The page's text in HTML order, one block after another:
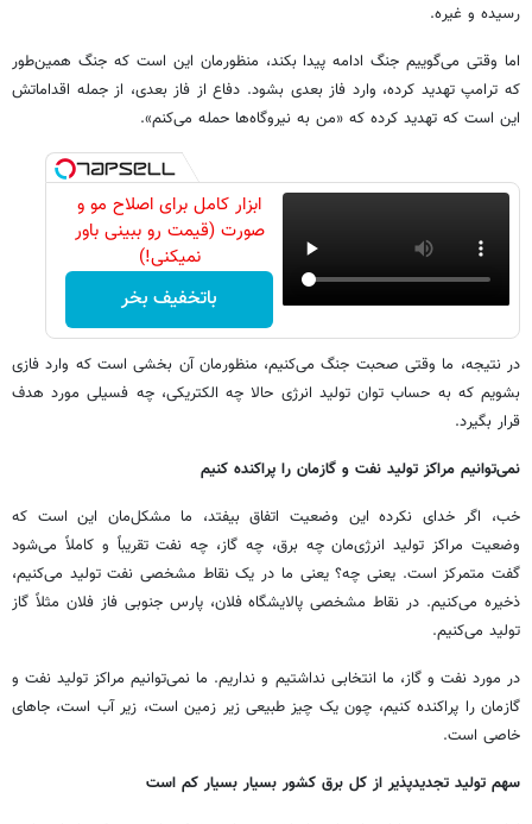
رسیده و غیره.
اما وقتی می‌گوییم جنگ ادامه پیدا بکند، منظورمان این است که جنگ همین‌طور
که ترامپ تهدید کرده، وارد فاز بعدی بشود. دفاع از فاز بعدی، از جمله اقداماتش
این است که تهدید کرده که «من به نیروگاه‌ها حمله می‌کنم».
ابزار کامل برای اصلاح مو و
صورت (قیمت رو ببینی باور
نمیکنی!)
باتخفیف بخر
در نتیجه، ما وقتی صحبت جنگ می‌کنیم، منظورمان آن بخشی است که وارد فازی
بشویم که به حساب توان تولید انرژی حالا چه الکتریکی، چه فسیلی مورد هدف
قرار بگیرد.
نمی‌توانیم مراکز تولید نفت و گازمان را پراکنده کنیم
خب، اگر خدای نکرده این وضعیت اتفاق بیفتد، ما مشکل‌مان این است که
وضعیت مراکز تولید انرژی‌مان چه برق، چه گاز، چه نفت تقریباً و کاملاً می‌شود
گفت متمرکز است. یعنی چه؟ یعنی ما در یک نقاط مشخصی نفت تولید می‌کنیم،
ذخیره می‌کنیم. در نقاط مشخصی پالایشگاه فلان، پارس جنوبی فاز فلان مثلاً گاز
تولید می‌کنیم.
در مورد نفت و گاز، ما انتخابی نداشتیم و نداریم. ما نمی‌توانیم مراکز تولید نفت و
گازمان را پراکنده کنیم، چون یک چیز طبیعی زیر زمین است، زیر آب است، جاهای
خاصی است.
سهم تولید تجدیدپذیر از کل برق کشور بسیار بسیار کم است